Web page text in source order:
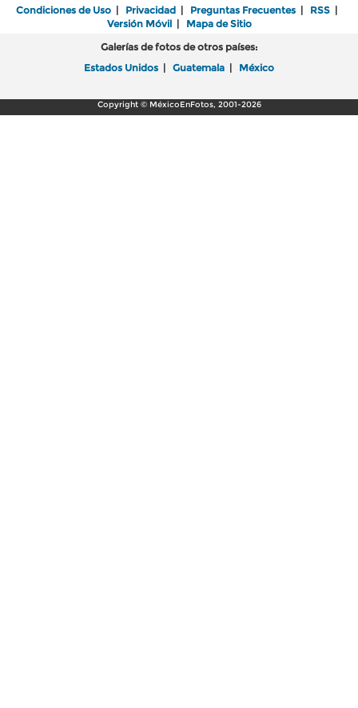
Condiciones de Uso | Privacidad | Preguntas Frecuentes | RSS |
Versión Móvil| Mapa de Sitio
Galerías de fotos de otros países:
Estados Unidos | Guatemala | México
Copyright © MéxicoEnFotos, 2001-2026